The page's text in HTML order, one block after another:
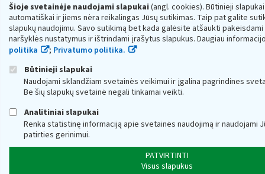
Šioje svetainėje naudojami slapukai(angl. cookies). Būtinieji
automatiškai ir jiems nėra reikalingas Jūsų sutikimas. Taip pat galite
slapukų naudojimu. Savo sutikimą bet kada galėsite atšaukti
naršyklės nustatymus ir ištrindami įrašytus slapukus. Daugiau
politika
; Privatumo politika.
Būtinieji slapukai
Naudojami sklandžiam svetainės veikimui ir įgalina pagrindines
Be šių slapukų svetainė negali tinkamai veikti.
Analitiniai slapukai
Renka statistinę informaciją apie svetainės naudojimą ir naudojami
patirties gerinimui.
PATVIRTINTI
Visus slapukus